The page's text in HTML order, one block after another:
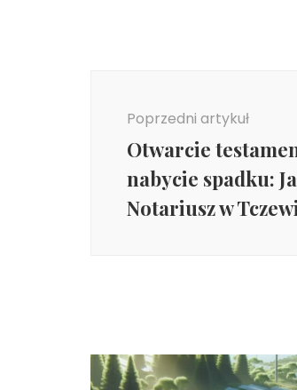
Poprzedni artykuł
Otwarcie
nabycie spadku:
Notariusz w